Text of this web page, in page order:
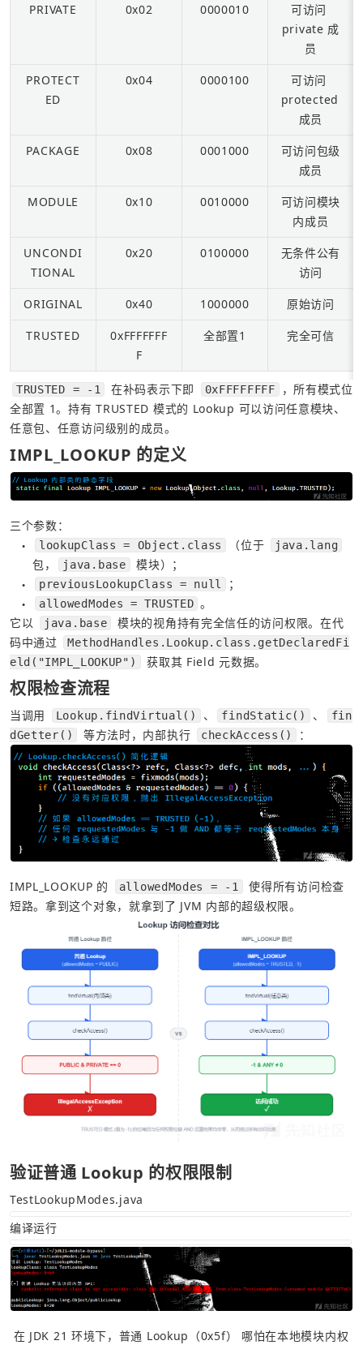
PRIVATE 0x02 0000010
可访问
private 成
员
PROTECT
ED
0x04 0000100
可访问
protected
成员
PACKAGE 0x08 0001000
可访问包级
成员
MODULE 0x10 0010000
可访问模块
内成员
UNCONDI
TIONAL
0x20 0100000
无条件公有
访问
ORIGINAL 0x40 1000000 原始访问
TRUSTED
0xFFFFFFF
F
全部置1 完全可信
TRUSTED = -1 在补码表示下即 0xFFFFFFFF
，所有模式位
全部置 1。持有 TRUSTED 模式的 Lookup 可以访问任意模块、
任意包、任意访问级别的成员。
IMPL_LOOKUP 的定义
三个参数：
● lookupClass = Object.class （位于 java.lang
包， java.base 模块）；
● previousLookupClass = null ；
● allowedModes = TRUSTED 。
它以
java.base
模块的视角持有完全信任的访问权限。在代
码中通过
MethodHandles.Lookup.class.getDeclaredFi
eld("IMPL_LOOKUP")
获取其 Field 元数据。
权限检查流程
当调用 Lookup.findVirtual() 、 findStatic() 、
fin
dGetter()
等方法时，内部执行 checkAccess() ：
IMPL_LOOKUP 的 allowedModes = -1
使得所有访问检查
短路。拿到这个对象，就拿到了 JVM 内部的超级权限。
验证普通 Lookup 的权限限制
TestLookupModes.java
编译运行